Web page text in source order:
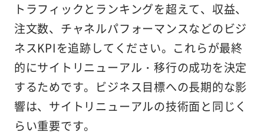
トラフィックとランキングを超えて、収益、
注文数、チャネルパフォーマンスなどのビジ
ネスKPIを追跡してください。これらが最終
的にサイトリニューアル・移行の成功を決定
するためです。ビジネス目標への長期的な影
響は、サイトリニューアルの技術面と同じく
らい重要です。